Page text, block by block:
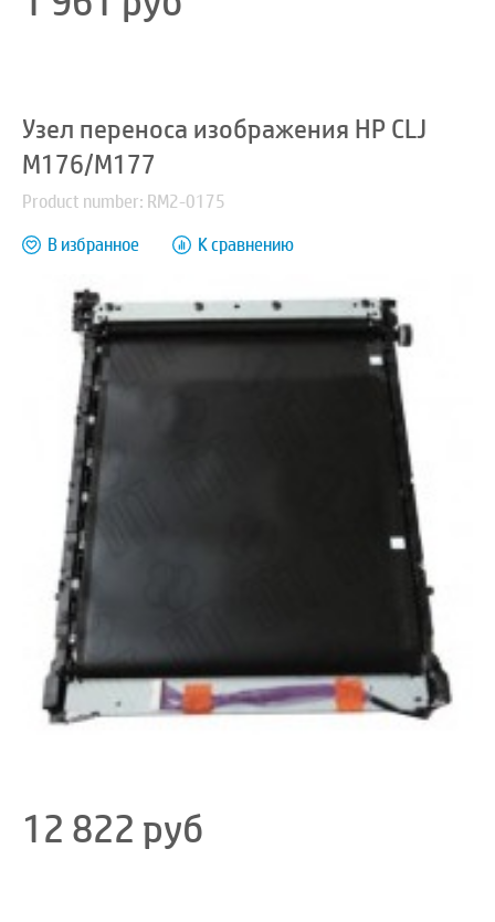
Узел переноса изображения HP CLJ
M176/M177
Product number: RM2-0175
В избранное
К сравнению
12 822 руб